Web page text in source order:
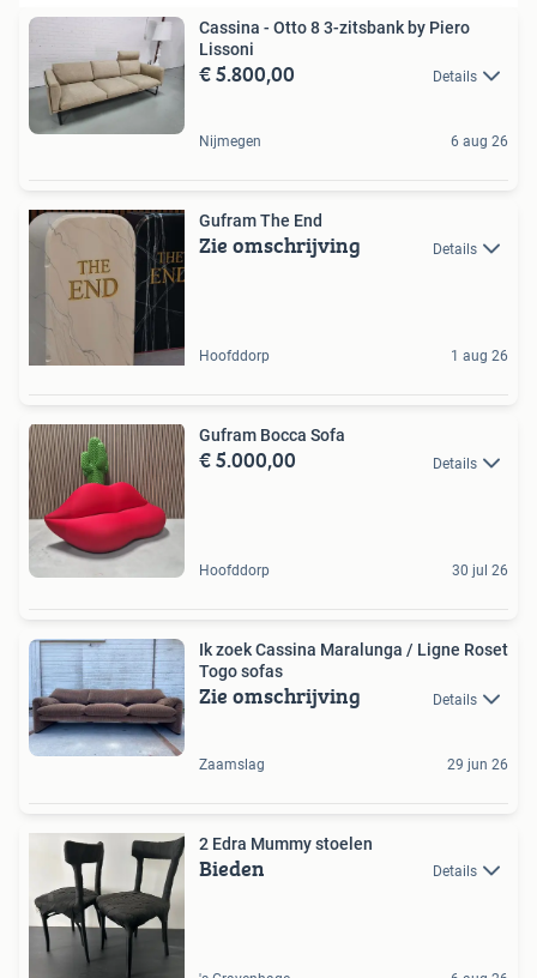
Cassina - Otto 8 3-zitsbank by Piero
Lissoni
€ 5.800,00 Details
Nijmegen 6 aug 26
Gufram The End
Zie omschrijving Details
Hoofddorp 1 aug 26
Gufram Bocca Sofa
€ 5.000,00 Details
Hoofddorp 30 jul 26
Ik zoek Cassina Maralunga / Ligne Roset
Togo sofas
Zie omschrijving Details
Zaamslag 29 jun 26
2 Edra Mummy stoelen
Bieden Details